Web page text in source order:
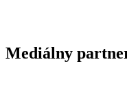
Mediálny